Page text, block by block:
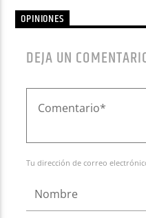
OPINIONES
DEJA UN
Tu dirección de correo